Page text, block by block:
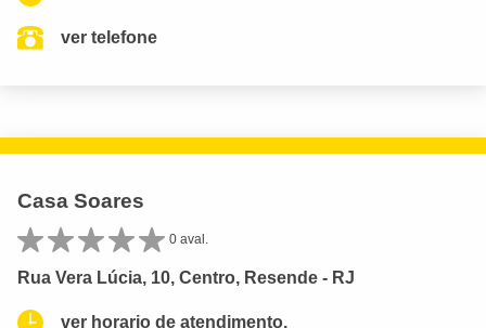
ver telefone
Casa Soares
0 aval.
Rua Vera Lúcia, 10, Centro, Resende - RJ
ver horario de atendimento.